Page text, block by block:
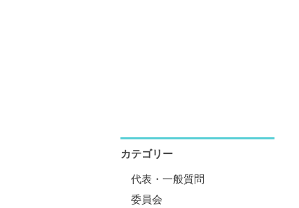
カテゴリー
代表・一般質問
委員会